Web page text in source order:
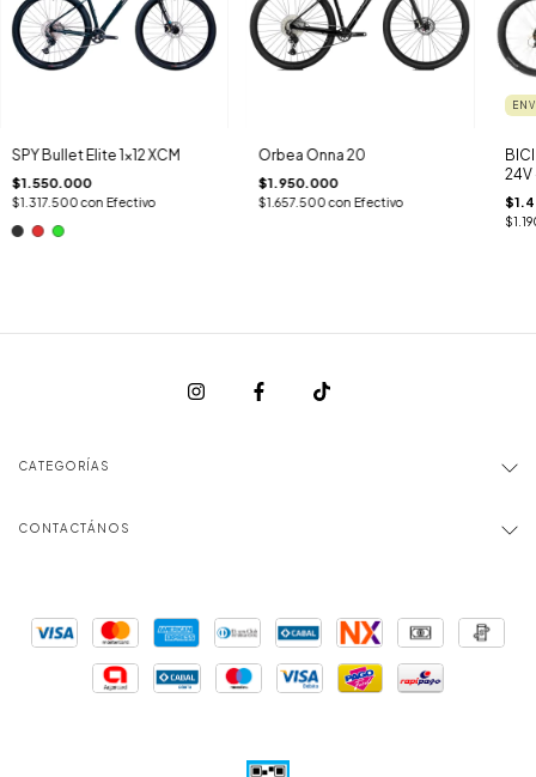
SPY Bullet Elite 1x12 XCM
$1.550.000
$1.317.500con Efectivo
Orbea Onna 20
$1.950.000
$1.657.500con Efectivo
24V
CATEGORÍAS
CONTACTÁNOS